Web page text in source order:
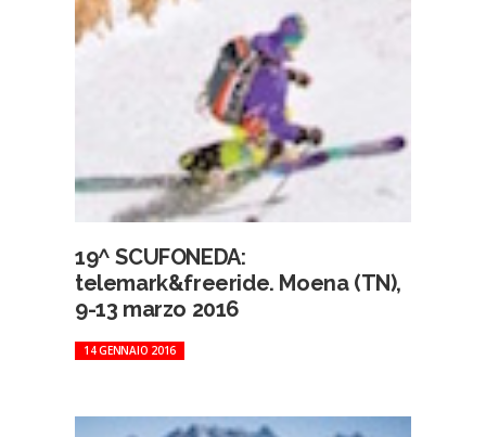
19^ SCUFONEDA:
telemark&freeride. Moena (TN),
9-13 marzo 2016
14 GENNAIO 2016